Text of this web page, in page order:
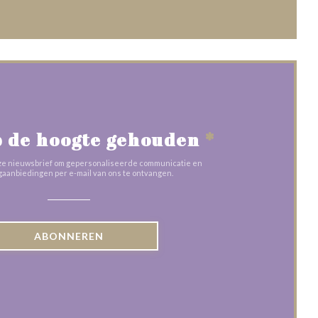
de hoogte gehouden *
nieuwsbrief om gepersonaliseerde communicatie en
per e-mail van ons te ontvangen.
ABONNEREN